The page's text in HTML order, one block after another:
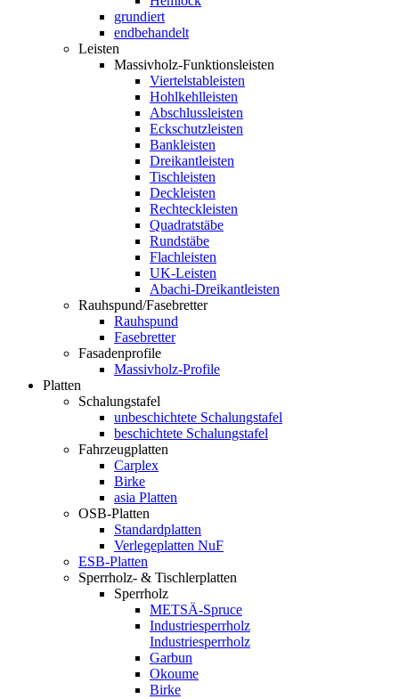
grundiert
endbehandelt
Leisten
Massivholz-Funktionsleisten
Viertelstableisten
Hohlkehlleisten
Abschlussleisten
Eckschutzleisten
Bankleisten
Dreikantleisten
Tischleisten
Deckleisten
Rechteckleisten
Quadratstäbe
Rundstäbe
Flachleisten
UK-Leisten
Abachi-Dreikantleisten
Rauhspund/Fasebretter
Rauhspund
Fasebretter
Fasadenprofile
Massivholz-Profile
Platten
Schalungstafel
unbeschichtete Schalungstafel
beschichtete Schalungstafel
Fahrzeugplatten
Carplex
Birke
asia Platten
OSB-Platten
Standardplatten
Verlegeplatten NuF
ESB-Platten
Sperrholz- & Tischlerplatten
Sperrholz
METSÄ-Spruce
Industriesperrholz
Industriesperrholz
Garbun
Okoume
Birke